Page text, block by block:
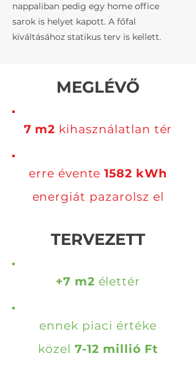
nappaliban pedig egy home office
sarok is helyet kapott. A főfal
kiváltásához statikus terv is kellett.
MEGLÉVŐ
7 m2 kihasználatlan tér
erre évente1582 kWh
energiát pazarolsz el
TERVEZETT
+7 m2 élettér
ennek piaci értéke
közel7-12 millió Ft